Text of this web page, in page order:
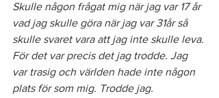
Skulle någon frågat mig när jag var 17 år
vad jag skulle göra när jag var 31år så
skulle svaret vara att jag inte skulle leva.
För det var precis det jag trodde. Jag
var trasig och världen hade inte någon
plats för som mig. Trodde jag.